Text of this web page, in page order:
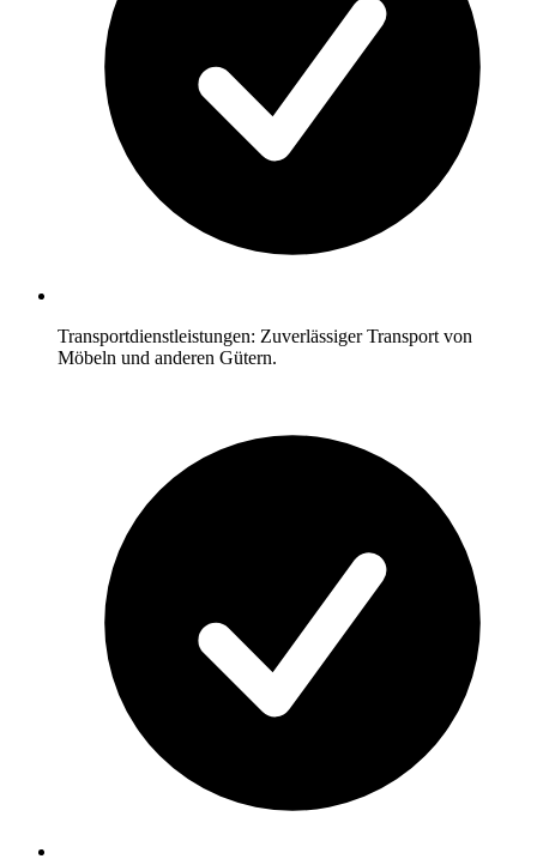
Transportdienstleistungen: Zuverlässiger Transport von
Möbeln und anderen Gütern.